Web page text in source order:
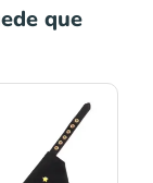
que
precios:
desde